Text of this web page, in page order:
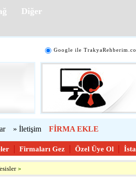
Diğer
Google ile
» İletişim FİRMA EKLE
Firmaları Gez Özel Üye Ol
>